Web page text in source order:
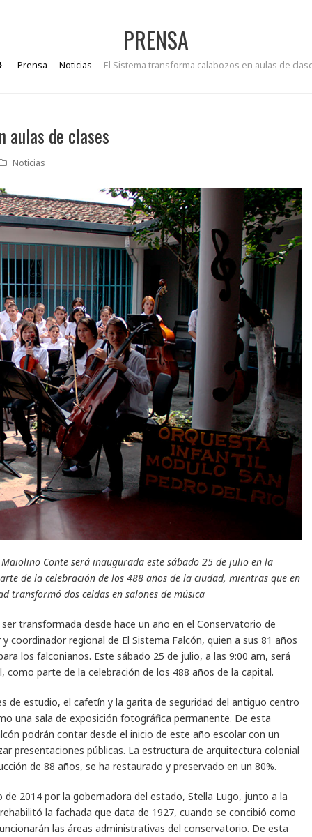
PRENSA
Prensa Noticias El Sistema transforma calabozos en aulas de
aulas de clases
Noticias
Conte será inaugurada este sábado 25 de julio en la
de la celebración de los 488 años de la ciudad, mientras que en
transformó dos celdas en salones de música
transformada desde hace un año en el Conservatorio de
coordinador regional de El Sistema Falcón, quien a sus 81 años
los falconianos. Este sábado 25 de julio, a las 9:00 am, será
como parte de la celebración de los 488 años de la capital.
de estudio, el cafetín y la garita de seguridad del antiguo centro
una sala de exposición fotográfica permanente. De esta
podrán contar desde el inicio de este año escolar con un
presentaciones públicas. La estructura de arquitectura colonial
de 88 años, se ha restaurado y preservado en un 80%.
2014 por la gobernadora del estado, Stella Lugo, junto a la
la fachada que data de 1927, cuando se concibió como
las áreas administrativas del conservatorio. De esta